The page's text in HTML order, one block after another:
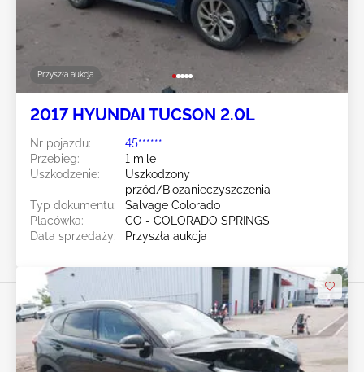
Przyszła aukcja
2017 HYUNDAI TUCSON 2.0L
Nr pojazdu:
45******
Przebieg:
1 mile
Uszkodzenie:
Uszkodzony
przód/Biozanieczyszczenia
Typ dokumentu:
Salvage Colorado
Placówka:
CO - COLORADO SPRINGS
Data sprzedaży:
Przyszła aukcja